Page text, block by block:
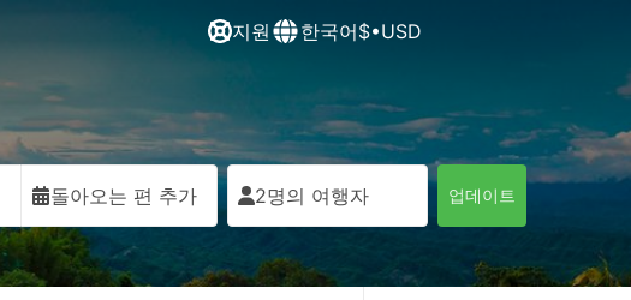
지원 한국어$•USD
돌아오는 편 추가 2명의 여행자 업데이트